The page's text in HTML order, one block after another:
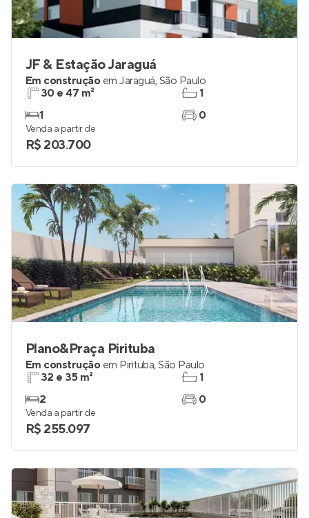
JF & Estação Jaraguá
Em construção em Jaraguá,São Paulo
30 e 47 m²
1
1
0
Venda a partir de
R$ 203.700
Plano&Praça Pirituba
Em construção em Pirituba,São Paulo
32 e 35 m²
2
1
0
Venda a partir de
R$ 255.097